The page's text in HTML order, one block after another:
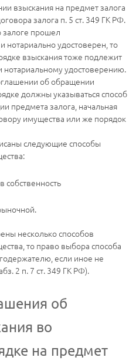
взыскания на предмет залога
залога п. 5 ст. 349 ГК РФ.
залоге прошел
нотариально удостоверен, то
взыскания тоже подлежит
нотариальному удостоверению.
об обращении
должны указываться способ
предмета залога, начальная
имущества или же порядок
следующие способы
собственность
несколько способов
то право выбора способа
если иное не
2 п. 7 ст. 349 ГК РФ).
об
во
на предмет